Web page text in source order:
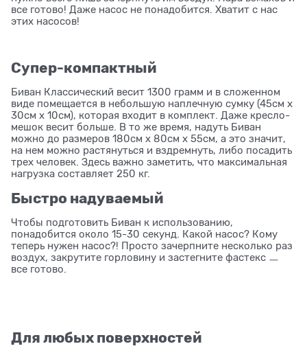
все готово! Даже насос не понадобится. Хватит с нас
этих насосов!
Супер-компактный
Биван Классический весит 1300 грамм и в сложенном
виде помещается в небольшую наплечную сумку (45см x
30см x 10см), которая входит в комплект. Даже кресло-
мешок весит больше. В то же время, надуть Биван
можно до размеров 180см x 80см x 55см, а это значит,
на нем можно растянуться и вздремнуть, либо посадить
трех человек. Здесь важно заметить, что максимальная
нагрузка составляет 250 кг.
Быстро надуваемый
Чтобы подготовить Биван к использованию,
понадобится около 15-30 секунд. Какой насос? Кому
теперь нужен насос?! Просто зачерпните несколько раз
воздух, закрутите горловину и застегните фастекс ㅡ
все готово.
Для любых поверхностей